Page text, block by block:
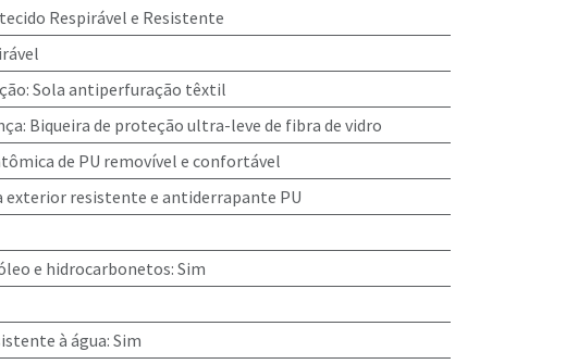
Respirável e Resistente
: Sola antiperfuração têxtil
: Biqueira de proteção ultra-leve de fibra de vidro
de PU removível e confortável
exterior resistente e antiderrapante PU
e hidrocarbonetos: Sim
à água: Sim